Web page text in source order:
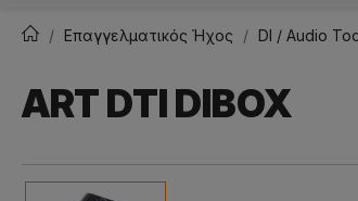
Επαγγελματικός Ήχος DI / Audio
ART DTI DIBOX